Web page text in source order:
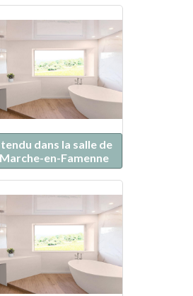
dans la salle de
en-Famenne